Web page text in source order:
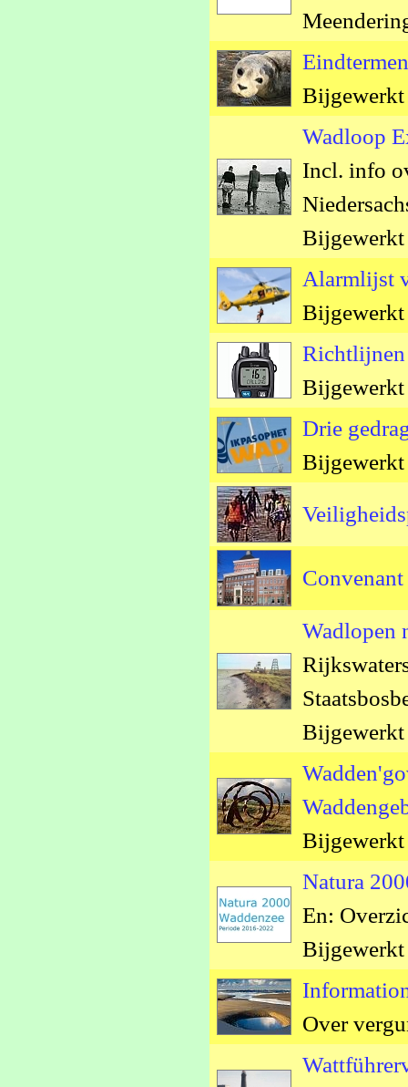
Bijgewerkt
Wadloop
Incl. info
Bijgewerkt
Alarmlijst
Bijgewerkt
Richtlijnen
Bijgewerkt
Drie
Bijgewerkt
Wadlopen
Bijgewerkt
Bijgewerkt
Natura
En:
Bijgewerkt
Over